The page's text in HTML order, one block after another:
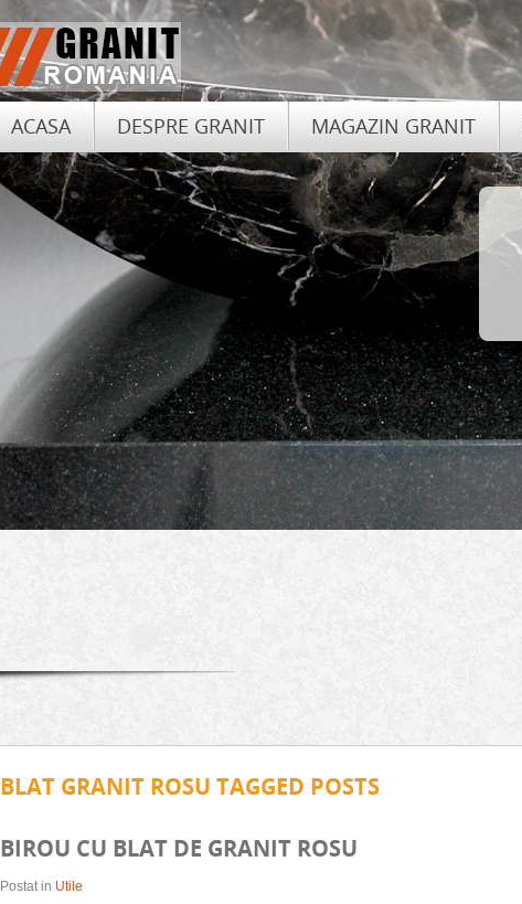
ACASA DESPRE GRANIT MAGAZIN GRANIT
BLAT GRANIT ROSU TAGGED POSTS
BIROU CU BLAT DE GRANIT ROSU
Postat in Utile